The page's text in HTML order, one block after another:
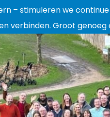
– stimuleren we
verbinden. Groot